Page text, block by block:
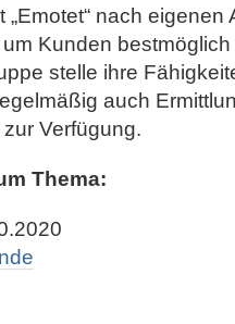
nach eigenen
um Kunden
stelle ihre
auch
Verfügung.
Thema: